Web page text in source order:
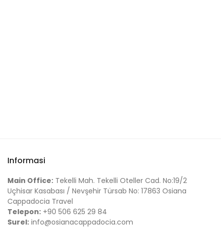
Informasi
Main Office: Tekelli Mah. Tekelli Oteller Cad. No:19/2
Uçhisar Kasabası / Nevşehir Türsab No: 17863 Osiana
Cappadocia Travel
Telepon: +90 506 625 29 84
Surel: info@osianacappadocia.com